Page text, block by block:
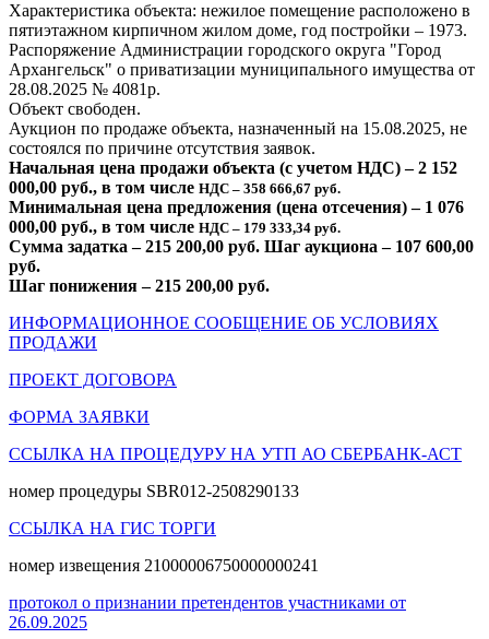
Характеристика объекта: нежилое помещение расположено в
пятиэтажном кирпичном жилом доме, год постройки – 1973.
Распоряжение Администрации городского округа "Город
Архангельск" о приватизации муниципального имущества от
28.08.2025 № 4081р.
Объект свободен.
Аукцион по продаже объекта, назначенный на 15.08.2025, не
состоялся по причине отсутствия заявок.
Начальная цена продажи объекта (с учетом НДС) – 2 152
000,00 руб., в том числе НДС – 358 666,67 руб.
Минимальная цена предложения (цена отсечения) – 1 076
000,00 руб., в том числе НДС – 179 333,34 руб.
Сумма задатка – 215 200,00 руб. Шаг аукциона – 107 600,00
руб.
Шаг понижения – 215 200,00 руб.
ИНФОРМАЦИОННОЕ СООБЩЕНИЕ ОБ УСЛОВИЯХ
ПРОДАЖИ
ПРОЕКТ ДОГОВОРА
ФОРМА ЗАЯВКИ
ССЫЛКА НА ПРОЦЕДУРУ НА УТП АО СБЕРБАНК-АСТ
номер процедуры SBR012-2508290133
ССЫЛКА НА ГИС ТОРГИ
номер извещения 21000006750000000241
протокол о признании претендентов участниками от
26.09.2025